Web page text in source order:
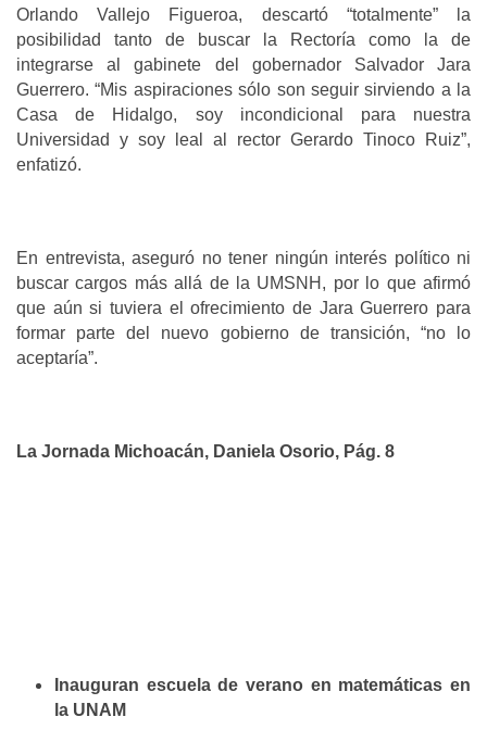
Orlando Vallejo Figueroa, descartó “totalmente” la
posibilidad tanto de buscar la Rectoría como la de
integrarse al gabinete del gobernador Salvador Jara
Guerrero. “Mis aspiraciones sólo son seguir sirviendo a la
Casa de Hidalgo, soy incondicional para nuestra
Universidad y soy leal al rector Gerardo Tinoco Ruiz”,
enfatizó.
En entrevista, aseguró no tener ningún interés político ni
buscar cargos más allá de la UMSNH, por lo que afirmó
que aún si tuviera el ofrecimiento de Jara Guerrero para
formar parte del nuevo gobierno de transición, “no lo
aceptaría”.
La Jornada Michoacán, Daniela Osorio, Pág. 8
Inauguran escuela de verano en matemáticas en
la UNAM